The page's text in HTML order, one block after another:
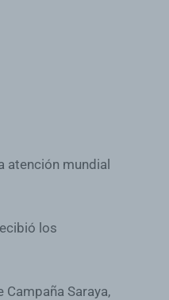
atención mundial
los
Saraya,